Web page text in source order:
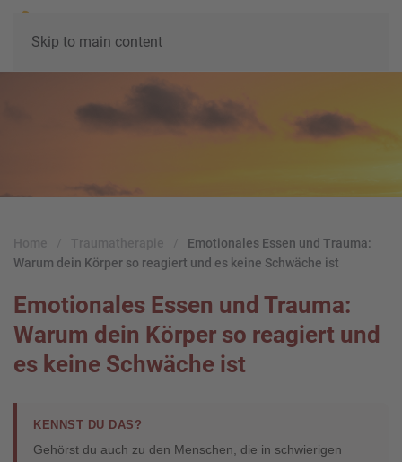
Skip to main content
Emotionales Essen und Trauma:
Warum dein Körper so reagiert und es keine Schwäche ist
Emotionales Essen und Trauma:
Warum dein Körper so reagiert und
es keine Schwäche ist
KENNST DU DAS?
Gehörst du auch zu den Menschen, die in schwierigen